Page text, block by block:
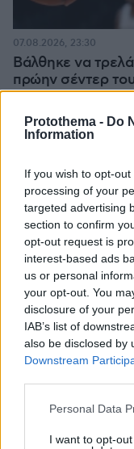
Protothema - Do
Information
If you wish to opt-
processing of your
targeted advertising
section to confirm
opt-out request is
interest-based ads
us or personal
your opt-out. You
disclosure of your
IAB’s list of
also be disclosed by
Downstream
Please note that
not limited to your
Personal Data
I want to opt-
Βάλθηκε να
πρώην σέντερ
κριτήρια...
να παίξει στο
07.08.2026, 23:30
€50 δισ. την
07.08.2026, 20:16
Είδος υπό εξαφάνιση
υπερπολύτεκνοι
γερνάει: Τα... δύο
τα επιδόματα, η
Νέες καταγγελίες